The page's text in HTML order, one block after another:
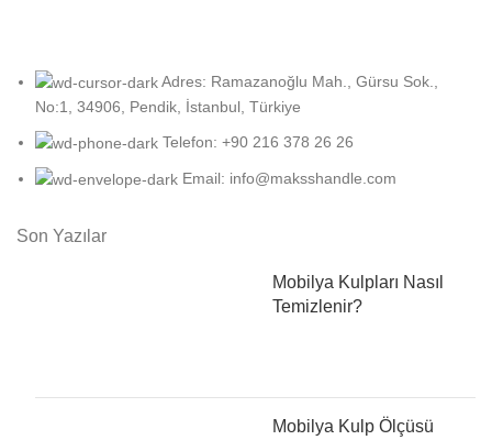
Adres: Ramazanoğlu Mah., Gürsu Sok.,
No:1, 34906, Pendik, İstanbul, Türkiye
Telefon: +90 216 378 26 26
Email: info@maksshandle.com
Son Yazılar
Mobilya Kulpları Nasıl
Temizlenir?
Mobilya Kulp Ölçüsü